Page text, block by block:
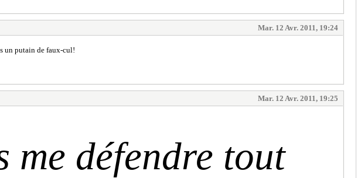
Mar. 12 Avr. 2011, 19:24
un putain de faux-cul!
Mar. 12 Avr. 2011, 19:25
me défendre tout